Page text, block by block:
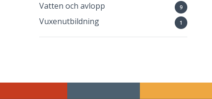
Vatten och avlopp 9
Vuxenutbildning 1